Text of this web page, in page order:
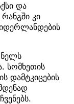
და
კი
სომხეთის
დამტკიცების